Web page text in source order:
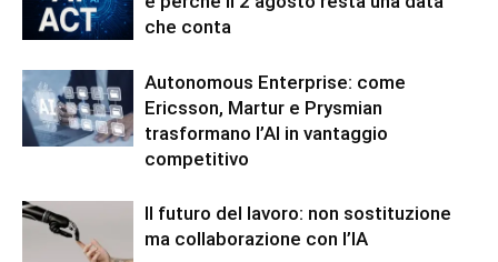
che conta
Autonomous Enterprise: come
Ericsson, Martur e Prysmian
trasformano l’AI in vantaggio
competitivo
Il futuro del lavoro: non sostituzione
ma collaborazione con l’IA